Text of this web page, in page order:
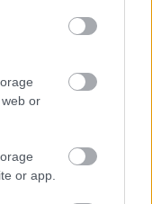
or
or app.